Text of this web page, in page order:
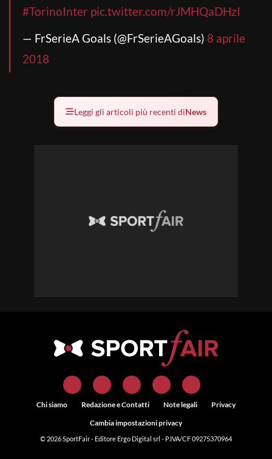
#TorinoInter pic.twitter.com/rJMHQaDHzI
— FrSerieA Goals (@FrSerieAGoals) 8 aprile
2018
Leggi gli articoli più recenti diNews
Chi siamo Redazione e Contatti Note legali
Privacy
Cambia impostazioni privacy
© 2026SportFair- Editore Ergo Digital srl - P.IVA/CF 09275370964